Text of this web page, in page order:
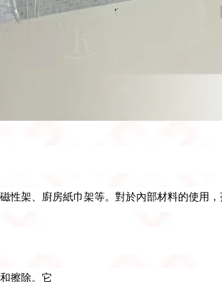
性架、廚房紙巾架等。對於內部材料的使用，
擦除。它